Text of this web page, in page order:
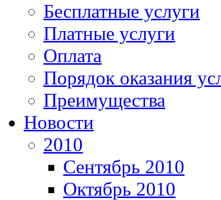
Бесплатные услуги
Платные услуги
Оплата
Порядок оказания
Преимущества
Новости
2010
Сентябрь 2010
Октябрь 2010